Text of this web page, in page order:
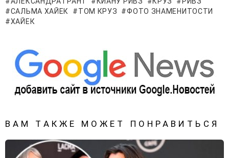
САЛЬМА ХАЙЕК
ТОМ КРУЗ
ФОТО ЗНАМЕНИТОСТИ
ХАЙЕК
ВАМ ТАКЖЕ МОЖЕТ ПОНРАВИТЬСЯ